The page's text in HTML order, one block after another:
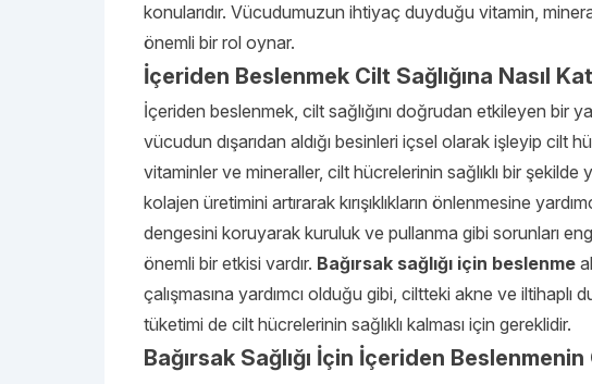
konularıdır. Vücudumuzun ihtiyaç duyduğu vitamin,
önemli bir rol oynar.
İçeriden Beslenmek Cilt Sağlığına Nasıl
İçeriden beslenmek, cilt sağlığını doğrudan etkileyen bir
vücudun dışarıdan aldığı besinleri içsel olarak işleyip cilt
vitaminler ve mineraller, cilt hücrelerinin sağlıklı bir
kolajen üretimini artırarak kırışıklıkların önlenmesine
dengesini koruyarak kuruluk ve pullanma gibi sorunları
önemli bir etkisi vardır. Bağırsak sağlığı için beslenme
çalışmasına yardımcı olduğu gibi, ciltteki akne ve iltihaplı
tüketimi de cilt hücrelerinin sağlıklı kalması için gereklidir.
Bağırsak Sağlığı İçin İçeriden